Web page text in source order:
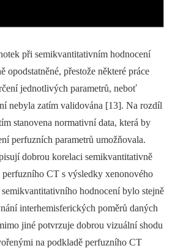
při semikvantitativním hodnocení
opodstatněné, přestože ně­kte­ré práce
jednotlivých parametrů, neboť
nebyla zatím validována [13]. Na rozdíl
stanovena normativní data, která by
perfuzních parametrů umožňovala.
dobrou korelaci semikvantitativně
CT s výsledky xenonového
hodnocení bylo stejně
interhemisferických poměrů daných
jiné potvrzuje dobrou vizuální shodu
na podkladě perfuzního CT